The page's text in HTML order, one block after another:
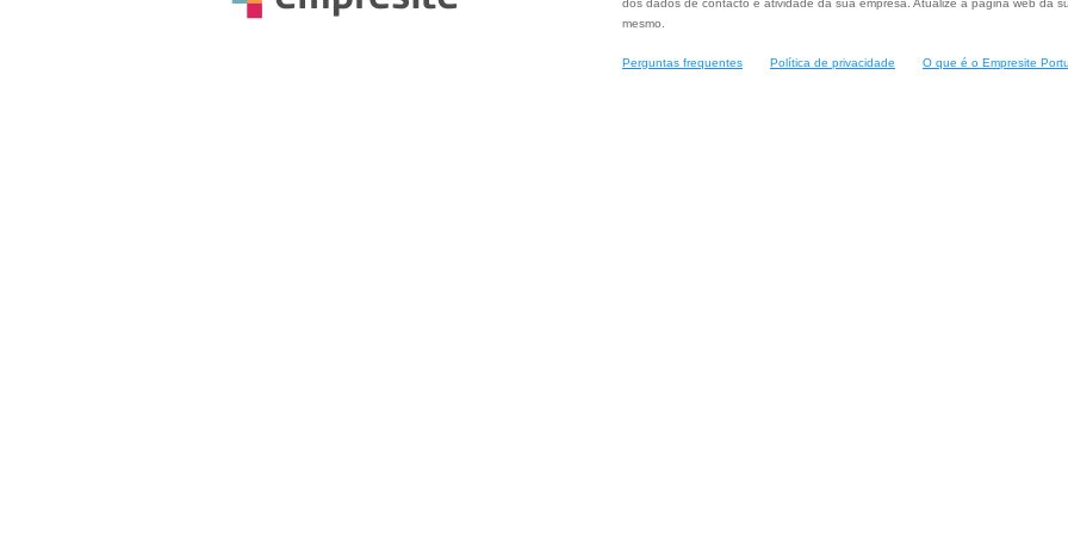
dos dados de contacto e atividade da sua empresa. Atualize a página web da
mesmo.
Perguntas frequentes Política de privacidade O que é o Empresite